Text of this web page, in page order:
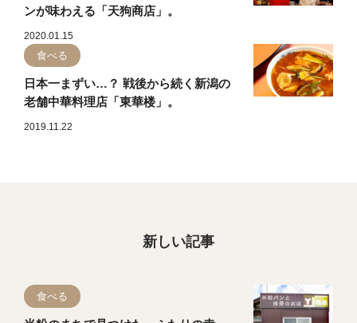
ンが味わえる「天狗商店」。
2020.01.15
食べる
日本一まずい…？ 戦後から続く新潟の
老舗中華料理店「東華楼」。
2019.11.22
新しい記事
食べる